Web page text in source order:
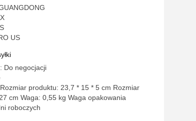
US
Do negocjacji
produktu: 23,7 * 15 * 5 cm Rozmiar
cm Waga: 0,55 kg Waga opakowania
roboczych